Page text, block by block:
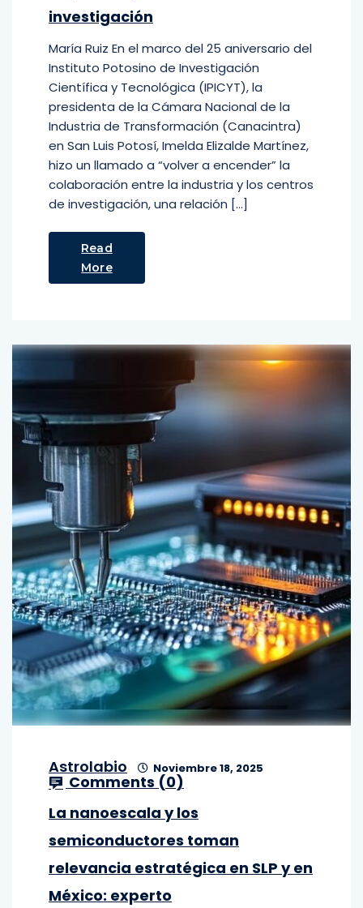
investigación
María Ruiz En el marco del 25 aniversario del
Instituto Potosino de Investigación
Científica y Tecnológica (IPICYT), la
presidenta de la Cámara Nacional de la
Industria de Transformación (Canacintra)
en San Luis Potosí, Imelda Elizalde Martínez,
hizo un llamado a “volver a encender” la
colaboración entre la industria y los centros
de investigación, una relación […]
Read
More
Astrolabio Noviembre 18, 2025
Comments (0)
La nanoescala y los
semiconductores toman
relevancia estratégica en SLP y en
México: experto